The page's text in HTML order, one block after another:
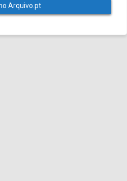
Arquivo.pt